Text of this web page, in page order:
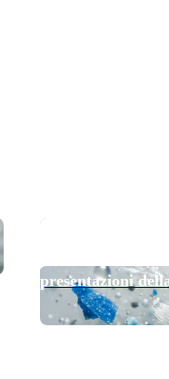
Micro e
esposizione
presentazioni